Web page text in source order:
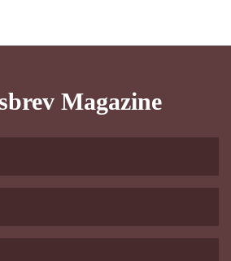
Magazine